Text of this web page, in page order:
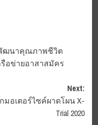
พัฒนาคุณภาพชีวิต
อข่ายอาสาสมัคร
Next:
อเตอร์ไซค์ผาดโผน X-
Trial 2020